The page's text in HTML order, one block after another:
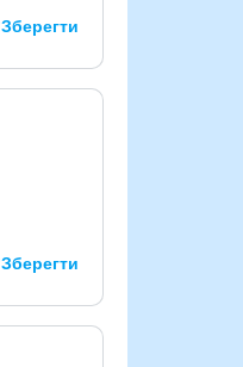
Зберегти
Зберегти